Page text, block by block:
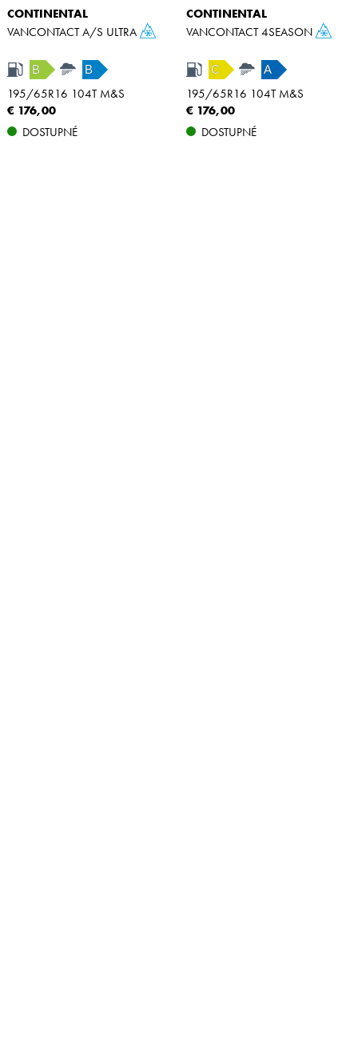
CONTINENTAL
VANCONTACT A/S ULTRA
B B
195/65R16 104T M&S
€ 176,00
DOSTUPNÉ
CONTINENTAL
VANCONTACT 4SEASON
C A
195/65R16 104T M&S
€ 176,00
DOSTUPNÉ